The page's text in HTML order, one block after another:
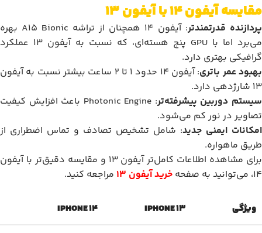
مقایسه آیفون 14 با آیفون 13
پردازنده قدرتمندتر
: آیفون 14 همچنان از تراشه A15 Bionic بهره
می‌برد اما با GPU پنج هسته‌ای، که نسبت به آیفون 13 عملکرد
گرافیکی بهتری دارد.
بهبود عمر باتری
: آیفون 14 حدود 1 تا 2 ساعت بیشتر نسبت به آیفون
13 شارژدهی دارد.
سیستم دوربین پیشرفته‌تر
: Photonic Engine باعث افزایش کیفیت
تصاویر در نور کم می‌شود.
امکانات ایمنی جدید: شامل تشخیص تصادف و تماس اضطراری از
طریق ماهواره.
برای مشاهده اطلاعات کامل‌تر آیفون 13 و مقایسه دقیق‌تر با آیفون
14، می‌توانید به صفحه
خرید آیفون 13 مراجعه کنید.
ویژگی IPHONE 13
IPHONE 14